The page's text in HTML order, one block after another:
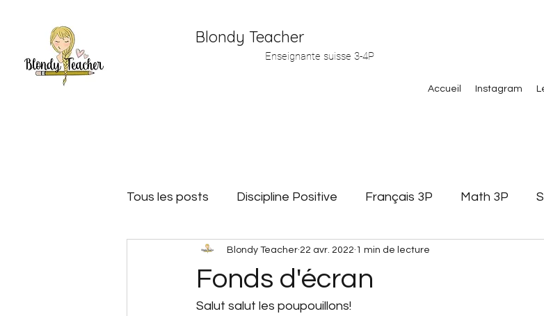
Enseignante suisse 3-4P
Accueil Instagram
Blondy Teacher
Tous les posts Discipline Positive Français 3P Math 3P
Matériel de maitresse Littérature jeunesse
Plan de travail Jeux de math
Fonds d'écran
Blondy Teacher 22 avr. 2022 1 min de lecture
Salut salut les poupouillons!